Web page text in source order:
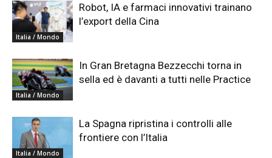
Italia / Mondo
Robot, IA e farmaci innovativi trainano
l’export della Cina
Italia / Mondo
In Gran Bretagna Bezzecchi torna in
sella ed è davanti a tutti nelle Practice
Italia / Mondo
La Spagna ripristina i controlli alle
frontiere con l’Italia